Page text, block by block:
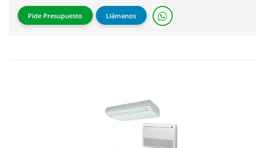
Pide Presupuesto Llámanos